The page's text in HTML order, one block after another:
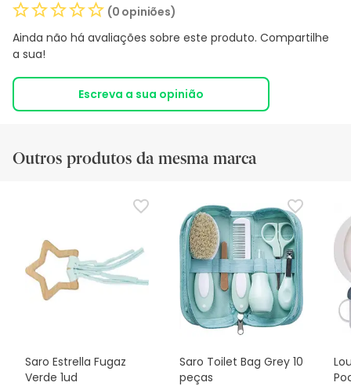
(0 opiniões)
Ainda não há avaliações sobre este produto. Compartilhe
a sua!
Escreva a sua opinião
Outros produtos da mesma marca
Saro Estrella Fugaz
Verde 1ud
Saro Toilet Bag Grey 10
peças